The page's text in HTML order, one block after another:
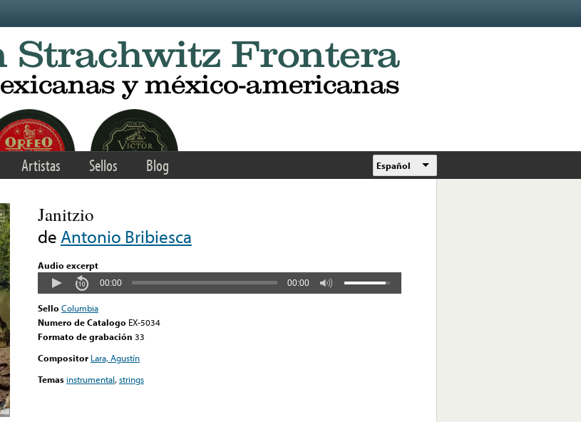
Artistas Sellos Blog Español
Janitzio
de Antonio Bribiesca
Audio excerpt
00:00 00:00
Sello Columbia
Numero de Catalogo EX-5034
Formato de grabación 33
Compositor Lara, Agustín
Temas instrumental,strings